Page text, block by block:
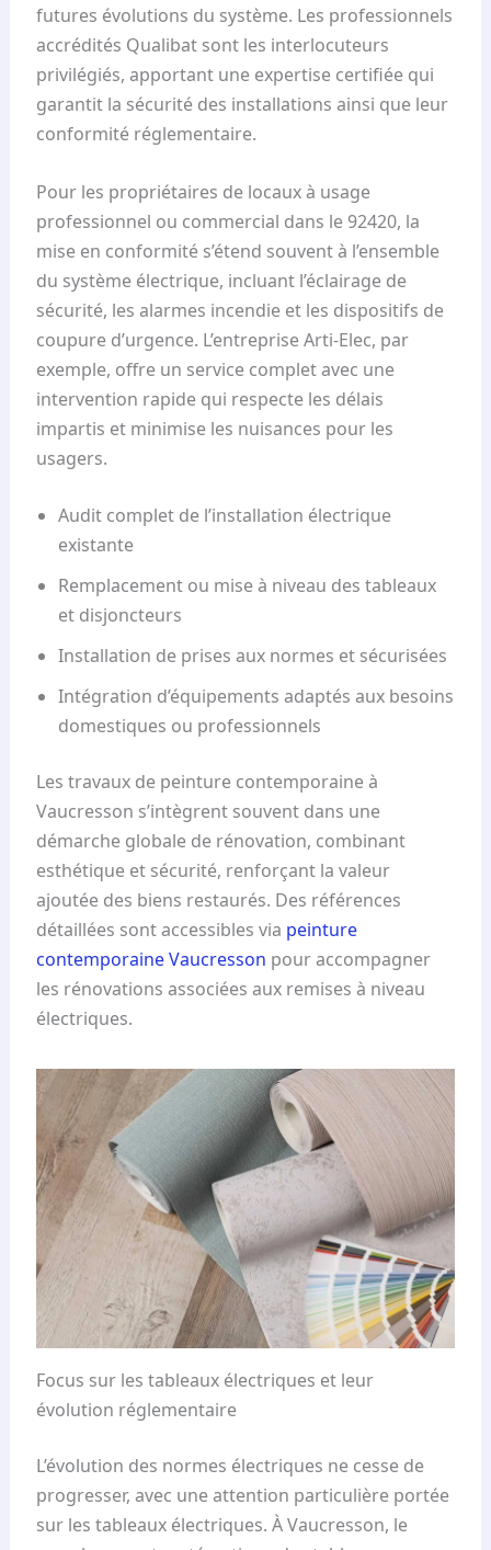
futures évolutions du système. Les professionnels
accrédités Qualibat sont les interlocuteurs
privilégiés, apportant une expertise certifiée qui
garantit la sécurité des installations ainsi que leur
conformité réglementaire.
Pour les propriétaires de locaux à usage
professionnel ou commercial dans le 92420, la
mise en conformité s’étend souvent à l’ensemble
du système électrique, incluant l’éclairage de
sécurité, les alarmes incendie et les dispositifs de
coupure d’urgence. L’entreprise Arti-Elec, par
exemple, offre un service complet avec une
intervention rapide qui respecte les délais
impartis et minimise les nuisances pour les
usagers.
Audit complet de l’installation électrique
existante
Remplacement ou mise à niveau des tableaux
et disjoncteurs
Installation de prises aux normes et sécurisées
Intégration d’équipements adaptés aux besoins
domestiques ou professionnels
Les travaux de peinture contemporaine à
Vaucresson s’intègrent souvent dans une
démarche globale de rénovation, combinant
esthétique et sécurité, renforçant la valeur
ajoutée des biens restaurés. Des références
détaillées sont accessibles via peinture
contemporaine Vaucresson pour accompagner
les rénovations associées aux remises à niveau
électriques.
Focus sur les tableaux électriques et leur
évolution réglementaire
L’évolution des normes électriques ne cesse de
progresser, avec une attention particulière portée
sur les tableaux électriques. À Vaucresson, le